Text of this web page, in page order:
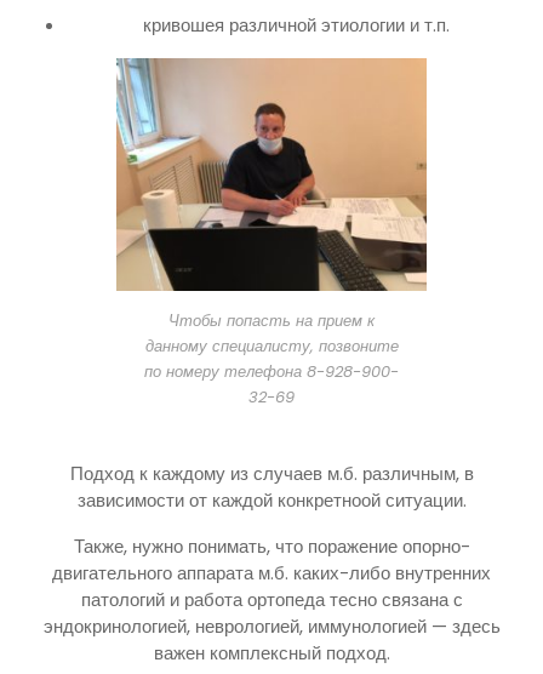
кривошея различной этиологии и т.п.
Чтобы попасть на прием к
данному специалисту, позвоните
по номеру телефона 8-928-900-
32-69
Подход к каждому из случаев м.б. различным, в
зависимости от каждой конкретноой ситуации.
Также, нужно понимать, что поражение опорно-
двигательного аппарата м.б. каких-либо внутренних
патологий и работа ортопеда тесно связана с
эндокринологией, неврологией, иммунологией — здесь
важен комплексный подход.